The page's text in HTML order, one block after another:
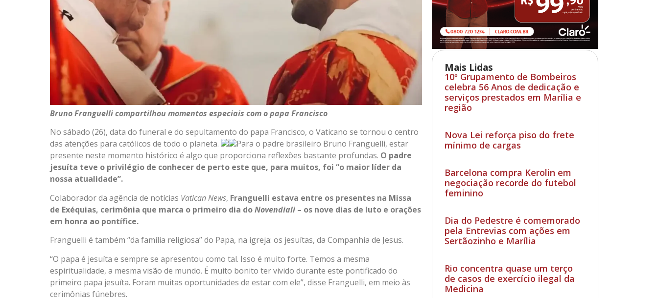
Mais Lidas
10º Grupamento de Bombeiros
celebra 56 Anos de dedicação e
serviços prestados em Marília e
região
Nova Lei reforça piso do frete
mínimo de cargas
Barcelona compra Kerolin em
negociação recorde do futebol
feminino
Dia do Pedestre é comemorado
pela Entrevias com ações em
Sertãozinho e Marília
Rio concentra quase um terço
de casos de exercício ilegal da
Medicina
Bruno Franguelli compartilhou momentos especiais com o papa Francisco
No sábado (26), data do funeral e do sepultamento do papa Francisco, o Vaticano se tornou o centro
das atenções para católicos de todo o planeta.
Para o padre brasileiro Bruno Franguelli, estar
presente neste momento histórico é algo que proporciona reflexões bastante profundas. O padre
jesuíta teve o privilégio de conhecer de perto este que, para muitos, foi “o maior líder da
nossa atualidade”.
Colaborador da agência de notícias Vatican News Franguelli estava entre os presentes na Missa
de Exéquias, cerimônia que marca o primeiro dia do Novendiali – os nove dias de luto e orações
em honra ao pontífice.
Franguelli é também “da família religiosa” do Papa, na igreja: os jesuítas, da Companhia de Jesus.
“O papa é jesuíta e sempre se apresentou como tal. Isso é muito forte. Temos a mesma
espiritualidade, a mesma visão de mundo. É muito bonito ter vivido durante este pontificado do
primeiro papa jesuíta. Foram muitas oportunidades de estar com ele”, disse Franguelli, em meio às
cerimônias fúnebres.